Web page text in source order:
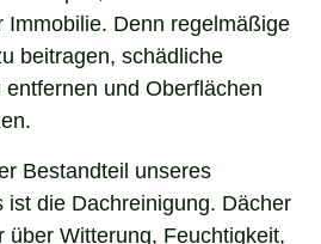
Immobilie. Denn regelmäßige
beitragen, schädliche
und Oberflächen
Bestandteil unseres
ist die Dachreinigung. Dächer
über Witterung, Feuchtigkeit,